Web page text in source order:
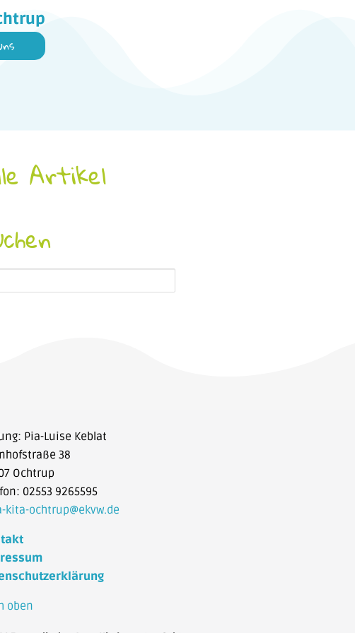
Artikel
Pia-Luise Keblat
38
Ochtrup
02553 9265595
kita-ochtrup@ekvw.de
oben